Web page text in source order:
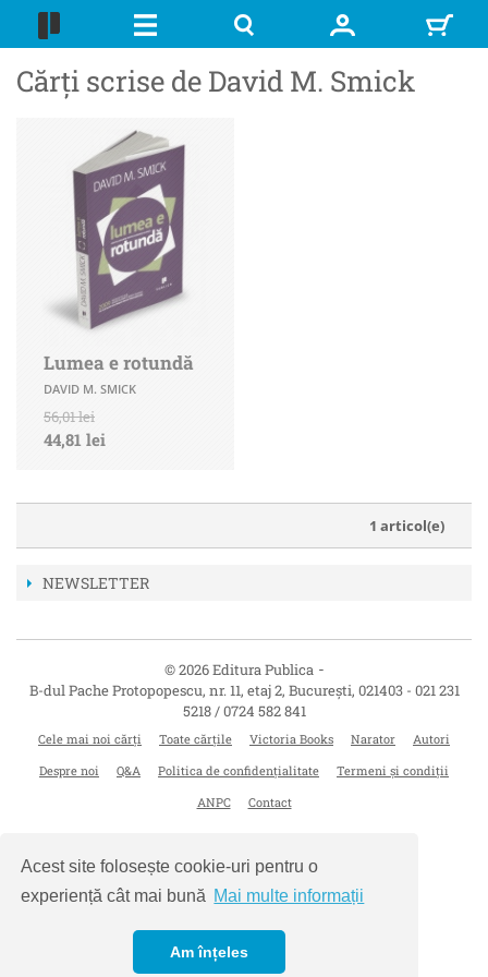
Acest site folosește cookie-uri pentru o
experiență cât mai bună Mai multe informații
Am înțeles
Cărți scrise de David M. Smick
Lumea e rotundă
DAVID M. SMICK
56,01 lei
44,81 lei
1 articol(e)
NEWSLETTER
© 2026 Editura Publica -
B-dul Pache Protopopescu, nr. 11, etaj 2, București, 021403 - 021 231
5218 / 0724 582 841
Cele mai noi cărți Toate cărțile Victoria Books Narator
Autori
Despre noi
Q&A Politica de confidențialitate
Termeni și condiții
ANPC
Contact